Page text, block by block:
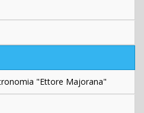
"Ettore Majorana"